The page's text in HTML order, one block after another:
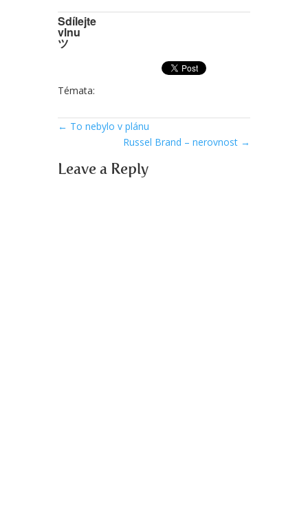
Sdílejte
vlnu
ツ
Témata:
← To nebylo v plánu
Russel Brand – nerovnost →
Leave a Reply